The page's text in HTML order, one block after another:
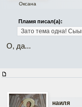
Оксана
Пламя писал(а):
Зато тема одна!
О, да...
наиля